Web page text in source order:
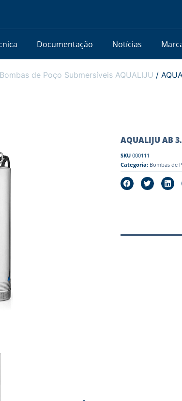
Documentação Notícias
Bombas de Poço Submersíveis AQUALIJU /
AQUALIJU AB
SKU 000111
Categoria: Bombas de